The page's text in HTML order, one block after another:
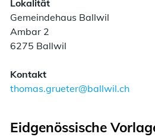
Lokalität
Gemeindehaus Ballwil
Ambar 2
6275 Ballwil
Kontakt
thomas.grueter@ballwil.ch
Eidgenössische